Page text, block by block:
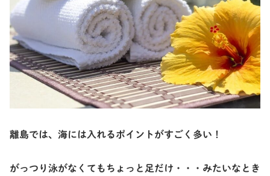
離島では、海には入れるポイントがすごく多い！
がっつり泳がなくてもちょっと足だけ・・・みたいなとき